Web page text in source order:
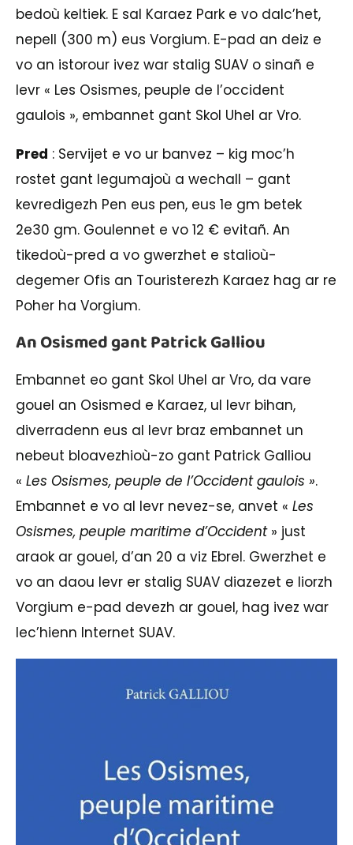
bedoù keltiek. E sal Karaez Park e vo dalc’het,
nepell (300 m) eus Vorgium. E-pad an deiz e
vo an istorour ivez war stalig SUAV o sinañ e
levr « Les Osismes, peuple de l’occident
gaulois », embannet gant Skol Uhel ar Vro.
Pred : Servijet e vo ur banvez – kig moc’h
rostet gant legumajoù a wechall – gant
kevredigezh Pen eus pen, eus 1e gm betek
2e30 gm. Goulennet e vo 12 € evitañ. An
tikedoù-pred a vo gwerzhet e stalioù-
degemer Ofis an Touristerezh Karaez hag ar re
Poher ha Vorgium.
An Osismed gant Patrick Galliou
Embannet eo gant Skol Uhel ar Vro, da vare
gouel an Osismed e Karaez, ul levr bihan,
diverradenn eus al levr braz embannet un
nebeut bloavezhioù-zo gant Patrick Galliou
« Les Osismes, peuple de l’Occident gaulois ».
Embannet e vo al levr nevez-se, anvet « Les
Osismes, peuple maritime d’Occident» just
araok ar gouel, d’an 20 a viz Ebrel. Gwerzhet e
vo an daou levr er stalig SUAV diazezet e liorzh
Vorgium e-pad devezh ar gouel, hag ivez war
lec’hienn Internet SUAV.